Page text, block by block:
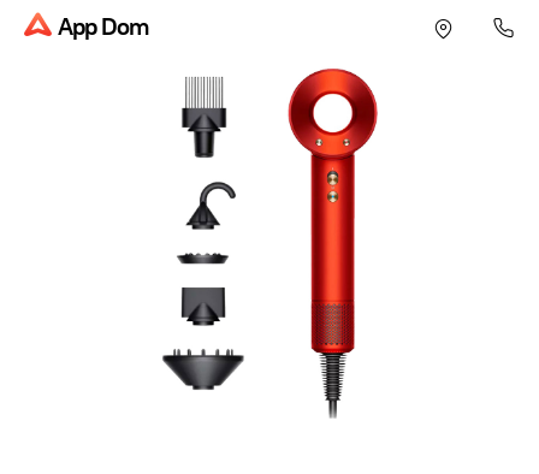
App Dom